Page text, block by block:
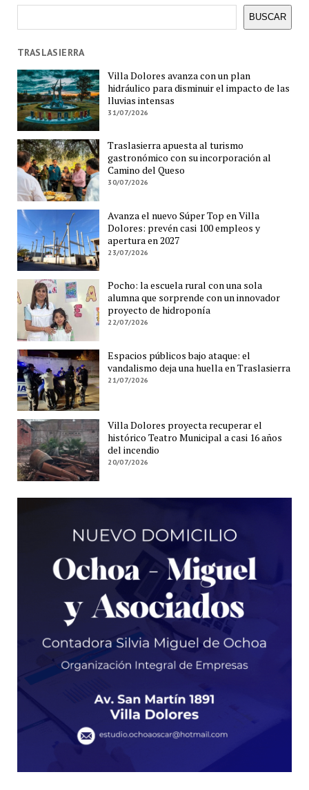
BUSCAR
TRASLASIERRA
Villa Dolores avanza con un plan
hidráulico para disminuir el impacto de las
lluvias intensas
31/07/2026
Traslasierra apuesta al turismo
gastronómico con su incorporación al
Camino del Queso
30/07/2026
Avanza el nuevo Súper Top en Villa
Dolores: prevén casi 100 empleos y
apertura en 2027
23/07/2026
Pocho: la escuela rural con una sola
alumna que sorprende con un innovador
proyecto de hidroponía
22/07/2026
Espacios públicos bajo ataque: el
vandalismo deja una huella en Traslasierra
21/07/2026
Villa Dolores proyecta recuperar el
histórico Teatro Municipal a casi 16 años
del incendio
20/07/2026